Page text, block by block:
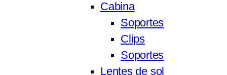
Cabina
Soportes
Clips
Soportes
Lentes de sol